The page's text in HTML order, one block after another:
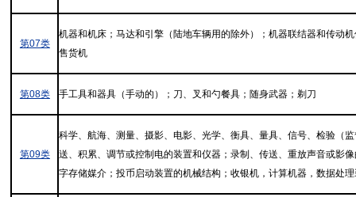
第07类
机器和机床；马达和引擎（陆地车辆用的除外）；机器联结器和传动
售货机
第08类 手工具和器具（手动的）；刀、叉和勺餐具；随身武器；剃刀
第09类
科学、航海、测量、摄影、电影、光学、衡具、量具、信号、检验（
送、积累、调节或控制电的装置和仪器；录制、传送、重放声音或影
字存储媒介；投币启动装置的机械结构；收银机，计算机器，数据处